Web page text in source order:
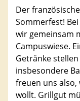
Der
Sommerfest!
wir gemeinsam
Campuswiese.
Getränke
insbesondere
freuen uns
wollt. Grillgut